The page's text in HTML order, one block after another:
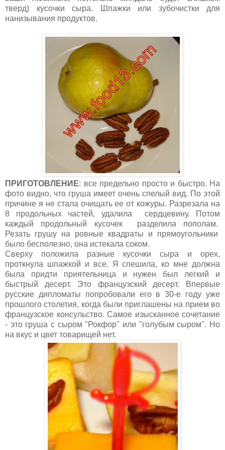
тверд) кусочки сыра. Шпажки или зубочистки для
нанизывания продуктов.
ПРИГОТОВЛЕНИЕ: все предельно просто и быстро. На
фото видно, что груша имеет очень спелый вид. По этой
причине я не стала очищать ее от кожуры. Разрезала на
8 продольных частей, удалила сердцевину. Потом
каждый продольный кусочек разделила пополам.
Резать грушу на ровные квадраты и прямоугольники
было бесполезно, она истекала соком.
Сверху положила разные кусочки сыра и орех,
проткнула шпажкой и все. Я спешила, ко мне должна
была придти приятельница и нужен был легкий и
быстрый десерт. Это французский десерт. Впервые
русские дипломаты попробовали его в 30-е году уже
прошлого столетия, когда были приглашены на прием во
французское консульство. Самое изысканное сочетание
- это груша с сыром "Рокфор" или "голубым сыром". Но
на вкус и цвет товарищей нет.